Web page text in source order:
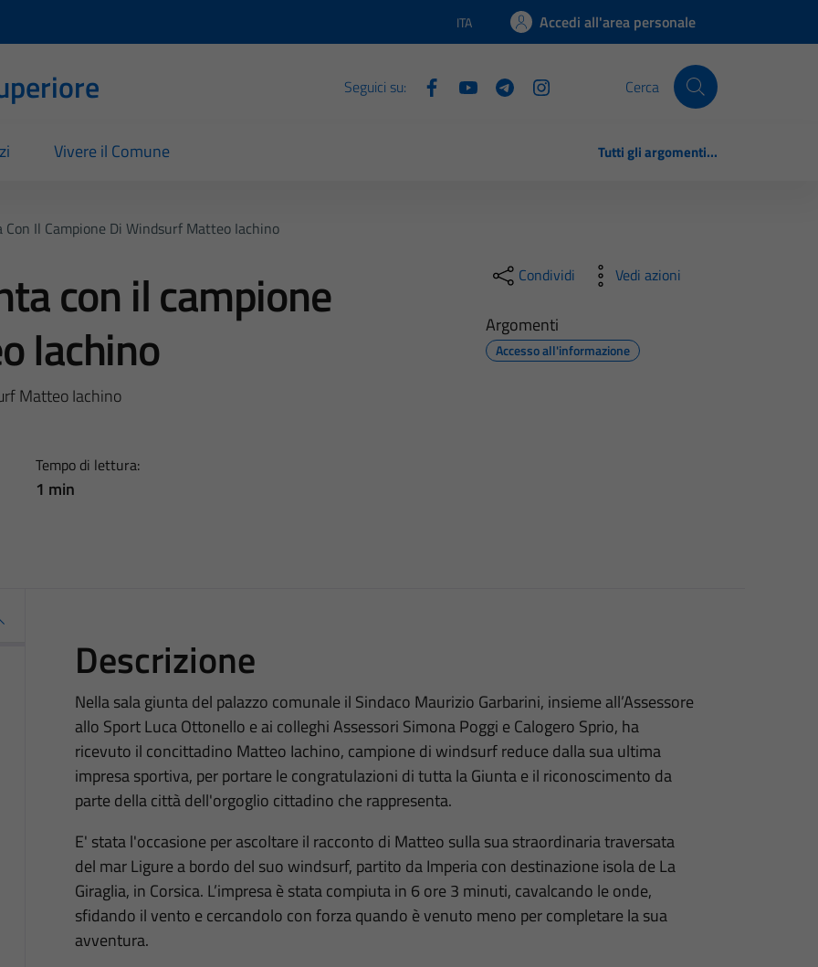
Lingua attiva:
ITA Accedi all'area personale
Seguici su: Cerca
Vivere il Comune Tutti gli argomenti...
Il Campione Di Windsurf Matteo Iachino
con il campione
Iachino
Matteo Iachino
Tempo di lettura:
1 min
Condividi Vedi azioni
Argomenti
Accesso all'informazione
Descrizione
Nella sala giunta del palazzo comunale il Sindaco Maurizio Garbarini, insieme all’Assessore
allo Sport Luca Ottonello e ai colleghi Assessori Simona Poggi e Calogero Sprio, ha
ricevuto il concittadino Matteo Iachino, campione di windsurf reduce dalla sua ultima
impresa sportiva, per portare le congratulazioni di tutta la Giunta e il riconoscimento da
parte della città dell'orgoglio cittadino che rappresenta.
E' stata l'occasione per ascoltare il racconto di Matteo sulla sua straordinaria traversata
del mar Ligure a bordo del suo windsurf, partito da Imperia con destinazione isola de La
Giraglia, in Corsica. L’impresa è stata compiuta in 6 ore 3 minuti, cavalcando le onde,
sfidando il vento e cercandolo con forza quando è venuto meno per completare la sua
avventura.